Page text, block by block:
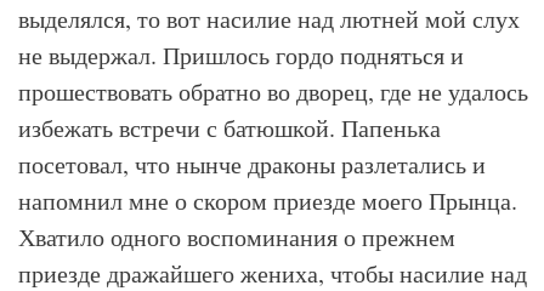
выделялся, то вот насилие над лютней мой слух
не выдержал. Пришлось гордо подняться и
прошествовать обратно во дворец, где не удалось
избежать встречи с батюшкой. Папенька
посетовал, что нынче драконы разлетались и
напомнил мне о скором приезде моего Прынца.
Хватило одного воспоминания о прежнем
приезде дражайшего жениха, чтобы насилие над